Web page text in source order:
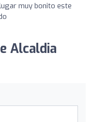
muy bonito este
Alcaldia